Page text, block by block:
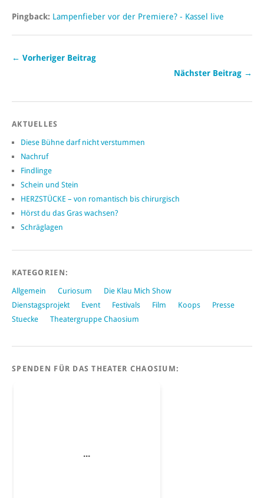
Pingback: Lampenfieber vor der Premiere? - Kassel live
← Vorheriger Beitrag
Nächster Beitrag →
AKTUELLES
Diese Bühne darf nicht verstummen
Nachruf
Findlinge
Schein und Stein
HERZSTÜCKE – von romantisch bis chirurgisch
Hörst du das Gras wachsen?
Schräglagen
KATEGORIEN:
Allgemein Curiosum
Die Klau Mich Show
Dienstagsprojekt
Event Festivals Film Koops
Presse
Stuecke
Theatergruppe Chaosium
SPENDEN FÜR DAS THEATER CHAOSIUM: